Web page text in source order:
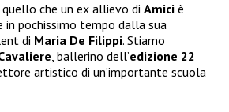
che un ex allievo di Amici è
in pochissimo tempo dalla sua
di Maria De Filippi. Stiamo
, ballerino dell’edizione 22
artistico di un’importante scuola